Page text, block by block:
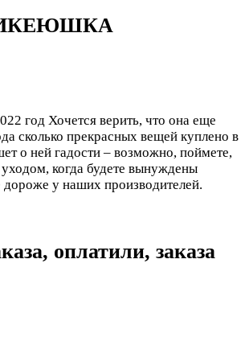
ИКЕЮШКА
год Хочется верить, что она еще
сколько прекрасных вещей куплено в
о ней гадости – возможно, поймете,
уходом, когда будете вынуждены
дороже у наших производителей.
оплатили, заказа